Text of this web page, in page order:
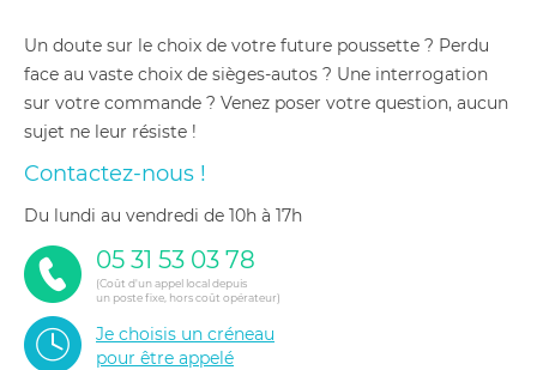
Un doute sur le choix de votre future poussette ? Perdu
face au vaste choix de sièges-autos ? Une interrogation
sur votre commande ? Venez poser votre question, aucun
sujet ne leur résiste !
Contactez-nous !
du lundi au vendredi de 10h à 17h
05 31 53 03 78
(Coût d'un appel local depuis
un poste fixe, hors coût opérateur)
Je choisis un créneau
pour être appelé